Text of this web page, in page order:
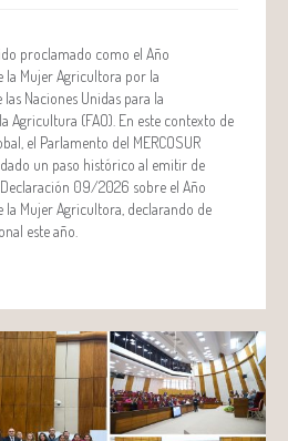
proclamado como el Año
la Mujer Agricultora por la
Naciones Unidas para la
Agricultura (FAO). En este contexto de
el Parlamento del MERCOSUR
dado un paso histórico al emitir de
09/2026 sobre el Año
la Mujer Agricultora, declarando de
este año.